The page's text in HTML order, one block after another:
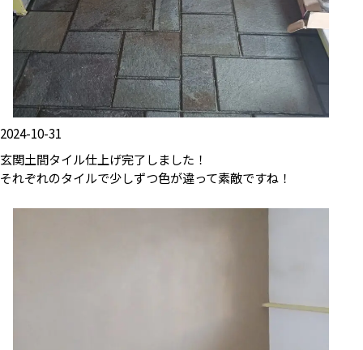
2024-10-31
玄関土間タイル仕上げ完了しました！
それぞれのタイルで少しずつ色が違って素敵ですね！